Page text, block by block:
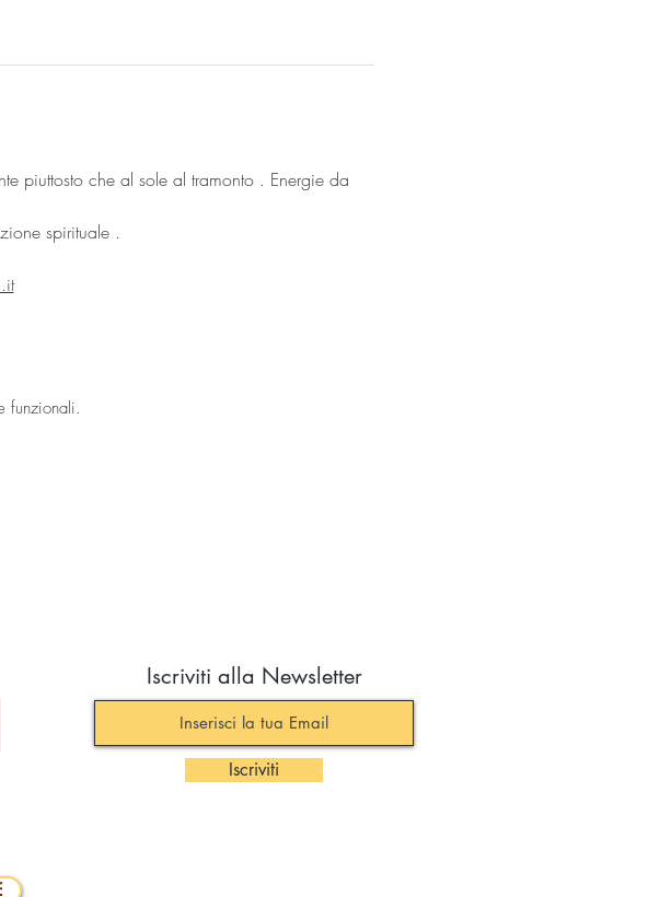
piuttosto che al sole al tramonto . Energie da
spirituale .
funzionali.
Iscriviti alla Newsletter
Iscriviti